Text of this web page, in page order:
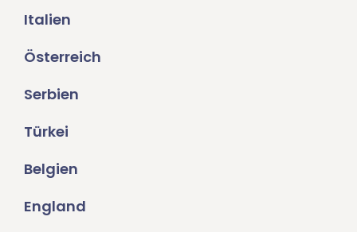
Italien
Österreich
Serbien
Türkei
Belgien
England